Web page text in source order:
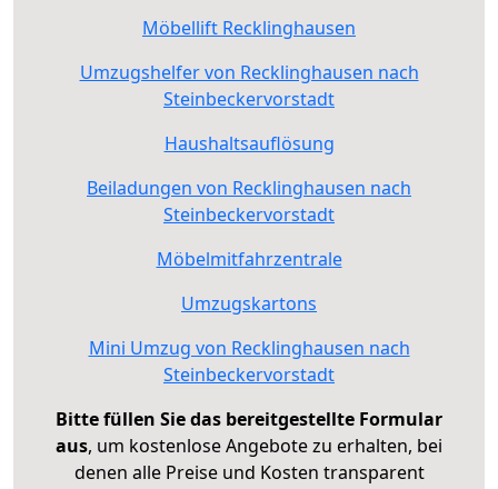
Möbellift Recklinghausen
Umzugshelfer von Recklinghausen nach
Steinbeckervorstadt
Haushaltsauflösung
Beiladungen von Recklinghausen nach
Steinbeckervorstadt
Möbelmitfahrzentrale
Umzugskartons
Mini Umzug von Recklinghausen nach
Steinbeckervorstadt
Bitte füllen Sie das bereitgestellte Formular
aus, um kostenlose Angebote zu erhalten, bei
denen alle Preise und Kosten transparent